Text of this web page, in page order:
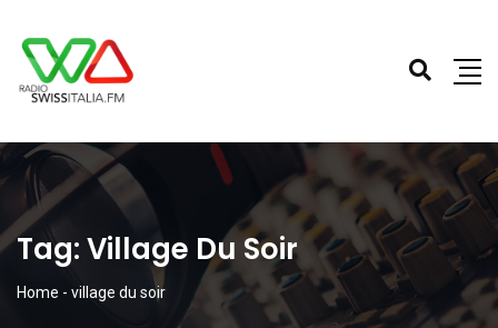
Tag:Village Du Soir
Home - village du soir